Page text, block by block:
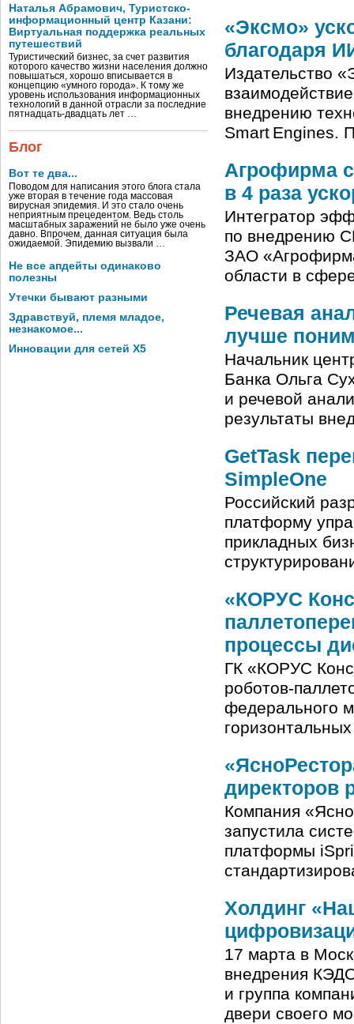
Наталья Абрамович, Туристско-
информационный центр Казани:
Виртуальная поддержка реальных
путешествий
Туристический бизнес, за счет развития
которого качество жизни населения должно
повышаться, хорошо вписывается в
концепцию «умного города». К тому же
уровень использования информационных
технологий в данной отрасли за последние
пятнадцать-двадцать лет …
Блог
Вот те два...
Поводом для написания этого блога стала
уже вторая в течение года массовая
вирусная эпидемия. И это стало очень
неприятным прецедентом. Ведь столь
масштабных заражений не было уже очень
давно. Впрочем, данная ситуация была
ожидаемой. Эпидемию вызвали …
Не все апдейты одинаково
полезны
Утечки бывают разными
Здравствуй, племя младое,
незнакомое...
Инновации для сетей X5
«Эксмо»
благодаря
Издательство
внедрению
Smart Engines.
Агрофирма
в 4 раза
Интегратор
по внедрению
ЗАО
области в
Речевая
лучше
Начальник
Банка Ольга
и речевой
результаты
GetTask
SimpleOne
Российский
платформу
прикладных
«КОРУС
процессы
ГК «КОРУС
роботов-
федерального
директоров
Компания
запустила
платформы
Холдинг
17 марта в
внедрения
и группа
двери своего